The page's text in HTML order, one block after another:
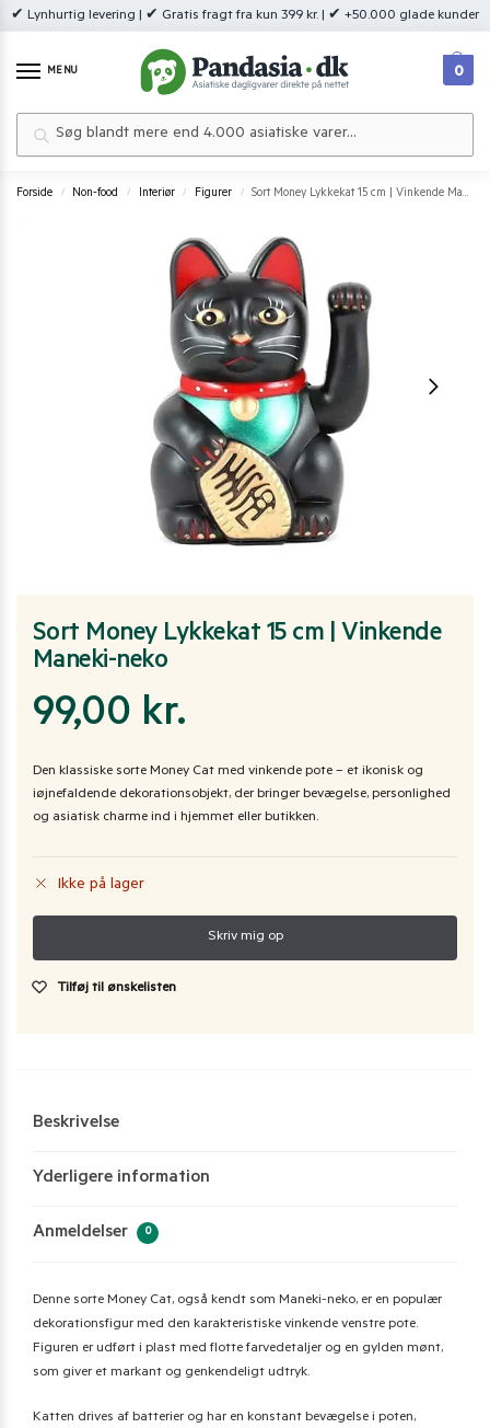
✔ Lynhurtig levering | ✔ Gratis fragt fra kun 399 kr. | ✔ +50.000 glade kunder
MENU 0
Forside / Non-food / Interiør / Figurer / Sort Money Lykkekat 15 cm | Vinkende Maneki-neko
Sort Money Lykkekat 15 cm | Vinkende
Maneki-neko
99,00 kr.
Den klassiske sorte Money Cat med vinkende pote – et ikonisk og
iøjnefaldende dekorationsobjekt, der bringer bevægelse, personlighed
og asiatisk charme ind i hjemmet eller butikken.
Ikke på lager
Tilføj til ønskelisten
Beskrivelse
Yderligere information
Anmeldelser 0
Denne sorte Money Cat, også kendt som Maneki-neko, er en populær
dekorationsfigur med den karakteristiske vinkende venstre pote.
Figuren er udført i plast med flotte farvedetaljer og en gylden mønt,
som giver et markant og genkendeligt udtryk.
Katten drives af batterier og har en konstant bevægelse i poten,